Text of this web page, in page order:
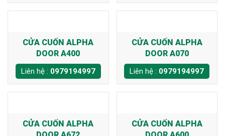
CỬA CUỐN ALPHA
DOOR A400
Liên hệ : 0979194997
CỬA CUỐN ALPHA
DOOR A070
Liên hệ : 0979194997
CỬA CUỐN ALPHA
CỬA CUỐN ALPHA